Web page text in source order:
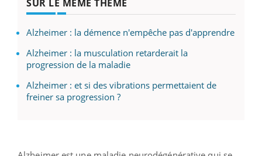
SUR LE MÊME THÈME
Alzheimer : la démence n'empêche pas d'apprendre
Alzheimer : la musculation retarderait la
progression de la maladie
Alzheimer : et si des vibrations permettaient de
freiner sa progression ?